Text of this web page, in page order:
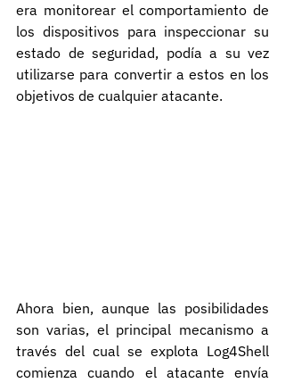
era monitorear el comportamiento de
los dispositivos para inspeccionar su
estado de seguridad, podía a su vez
utilizarse para convertir a estos en los
objetivos de cualquier atacante.
Ahora bien, aunque las posibilidades
son varias, el principal mecanismo a
través del cual se explota Log4Shell
comienza cuando el atacante envía